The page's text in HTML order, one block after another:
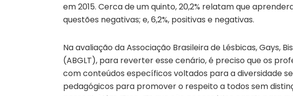
em 2015. Cerca de um quinto, 20,2% relatam que
questões negativas; e, 6,2%, positivas e negativas.
Na avaliação da Associação Brasileira de Lésbicas, Gays,
(ABGLT), para reverter esse cenário, é preciso que os
com conteúdos específicos voltados para a diversidade
pedagógicos para promover o respeito a todos sem